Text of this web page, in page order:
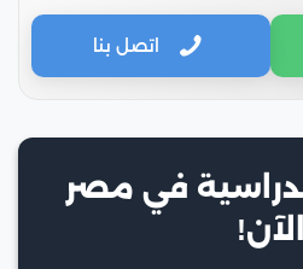
اتصل بنا
في مصر
الآن!